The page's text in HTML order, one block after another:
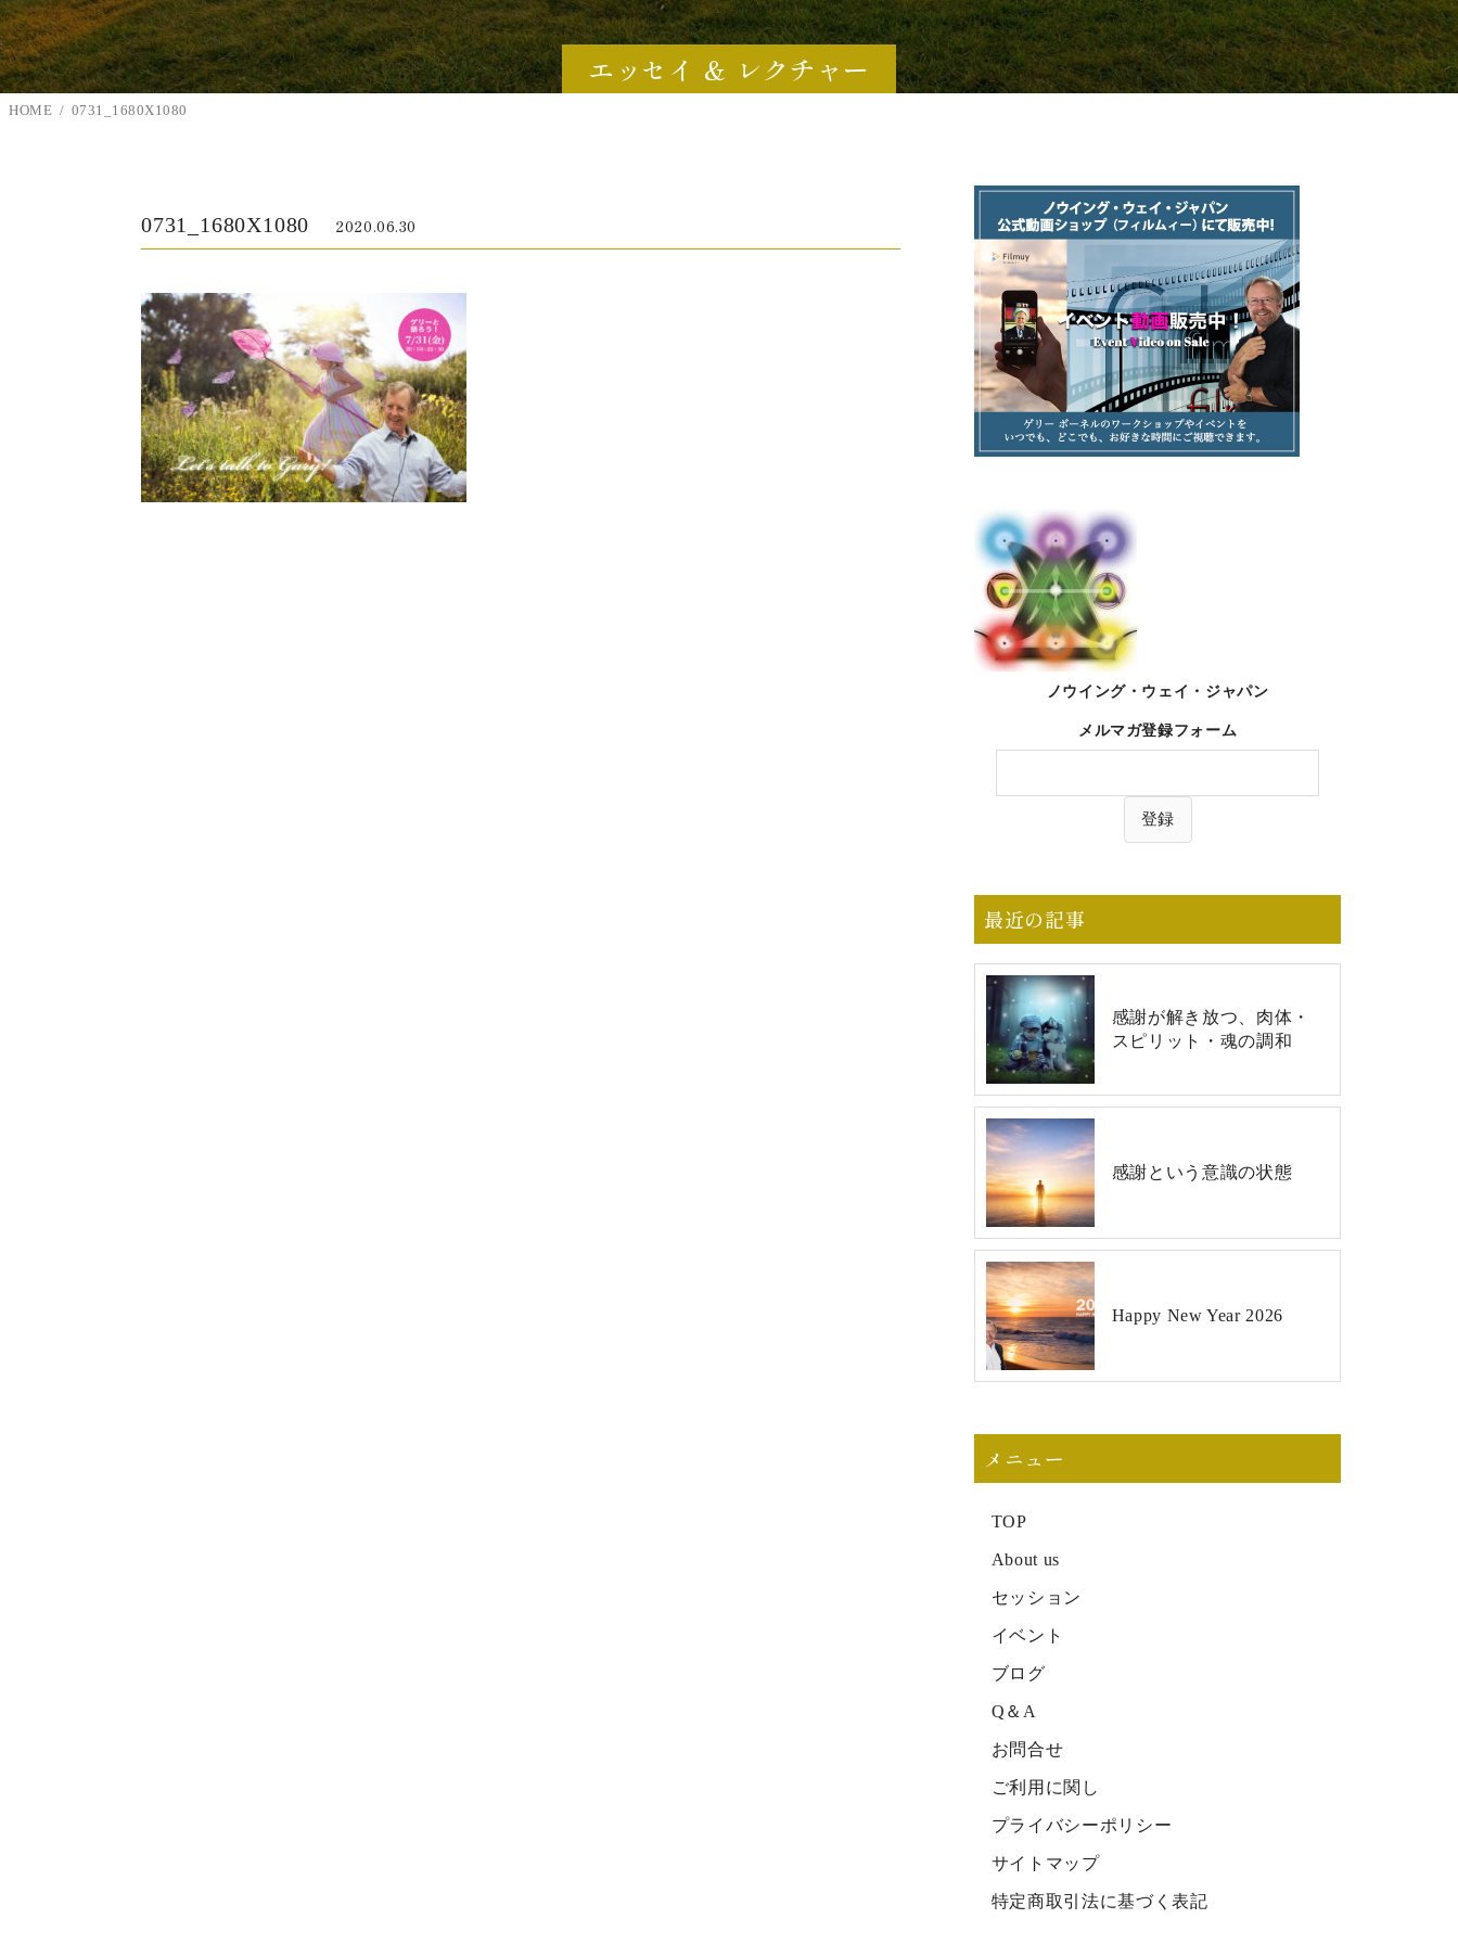
エッセイ ＆ レクチャー
HOME 0731_1680X1080
0731_1680X1080 2020.06.30
ノウイング・ウェイ・ジャパン
メルマガ登録フォーム
最近の記事
感謝が解き放つ、肉体・
スピリット・魂の調和
感謝という意識の状態
Happy New Year 2026
メニュー
TOP
About us
セッション
イベント
ブログ
Q＆A
お問合せ
ご利用に関し
プライバシーポリシー
サイトマップ
特定商取引法に基づく表記